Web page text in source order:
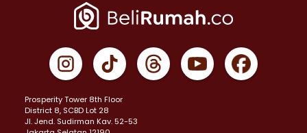
Prosperity Tower 8th Floor
District 8, SCBD Lot 28
JI. Jend. Sudirman Kav. 52-53